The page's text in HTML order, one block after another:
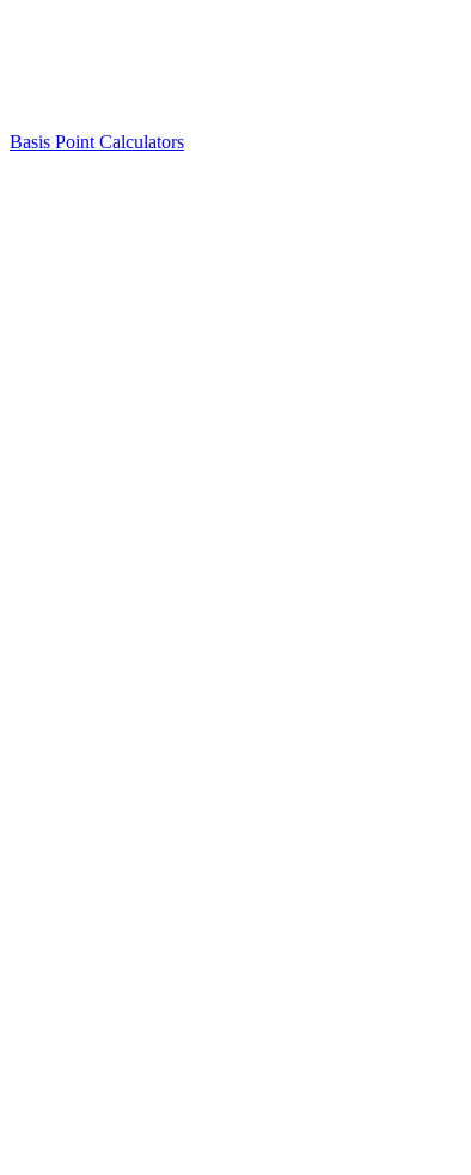
Basis Point Calculators